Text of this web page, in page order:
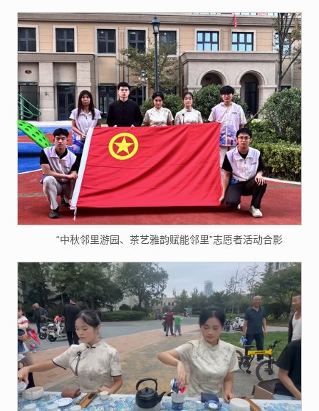
“中秋邻里游园、茶艺雅韵赋能邻里”志愿者活动合影